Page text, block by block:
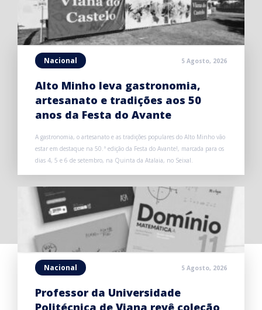
Nacional 5 Agosto, 2026
Alto Minho leva gastronomia,
artesanato e tradições aos 50
anos da Festa do Avante
A gastronomia, o artesanato e as tradições populares do Alto Minho vão
estar em destaque na 50.ª edição da Festa do Avante!, marcada para os
dias 4, 5 e 6 de setembro, na Quinta da Atalaia, no Seixal.
Nacional 5 Agosto, 2026
Professor da Universidade
Politécnica de Viana revê coleção